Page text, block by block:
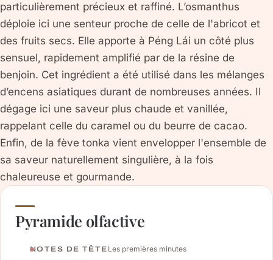
particulièrement précieux et raffiné. L’osmanthus
déploie ici une senteur proche de celle de l'abricot et
des fruits secs. Elle apporte à Péng Lái un côté plus
sensuel, rapidement amplifié par de la résine de
benjoin. Cet ingrédient a été utilisé dans les mélanges
d’encens asiatiques durant de nombreuses années. Il
dégage ici une saveur plus chaude et vanillée,
rappelant celle du caramel ou du beurre de cacao.
Enfin, de la fève tonka vient envelopper l'ensemble de
sa saveur naturellement singulière, à la fois
chaleureuse et gourmande.
Pyramide olfactive
NOTES DE TÊTE Les premières minutes